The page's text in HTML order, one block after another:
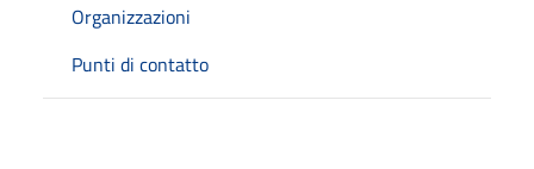
Organizzazioni
Punti di contatto